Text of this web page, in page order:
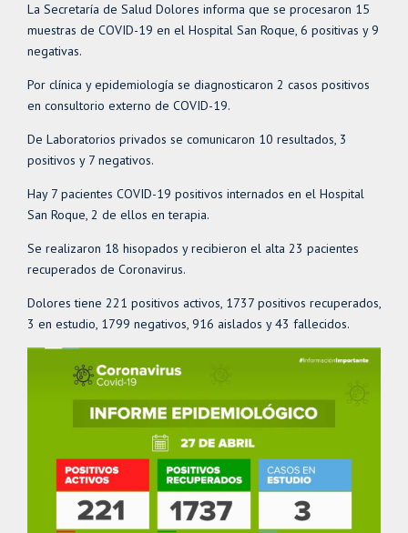
La Secretaría de Salud Dolores informa que se procesaron 15
muestras de COVID-19 en el Hospital San Roque, 6 positivas y 9
negativas.
Por clínica y epidemiología se diagnosticaron 2 casos positivos
en consultorio externo de COVID-19.
De Laboratorios privados se comunicaron 10 resultados, 3
positivos y 7 negativos.
Hay 7 pacientes COVID-19 positivos internados en el Hospital
San Roque, 2 de ellos en terapia.
Se realizaron 18 hisopados y recibieron el alta 23 pacientes
recuperados de Coronavirus.
Dolores tiene 221 positivos activos, 1737 positivos recuperados,
3 en estudio, 1799 negativos, 916 aislados y 43 fallecidos.